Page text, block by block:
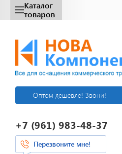
Каталог
товаров
Оптом дешевле! Звони!
+7 (961) 983-48-37
Перезвоните мне!